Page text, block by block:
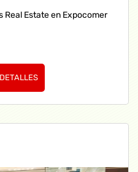
Real Estate en Expocomer